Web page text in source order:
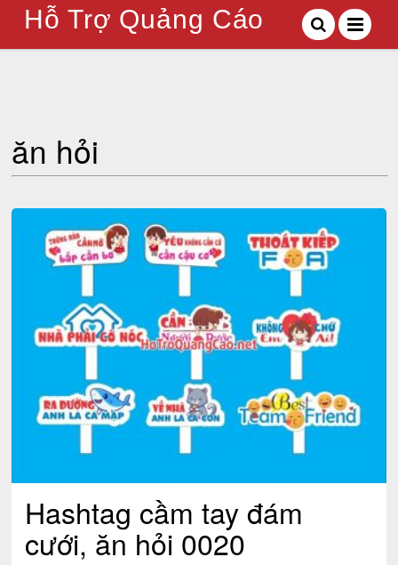
Hỗ Trợ Quảng Cáo
ăn hỏi
Hashtag cầm tay đám
cưới, ăn hỏi 0020